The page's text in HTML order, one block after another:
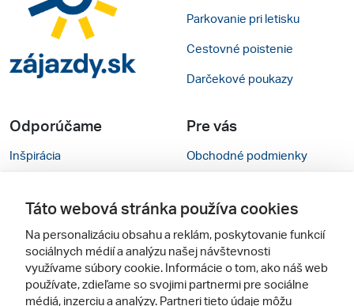
Parkovanie pri letisku
Cestovné poistenie
Darčekové poukazy
Odporúčame
Inšpirácia
Cestovné kancelárie
Zájezdy.cz
Pre vás
Obchodné podmienky
Nastavenie cookies
Mobilná verzia webu
Sledujte nás
Táto webová stránka používa cookies
Na personalizáciu obsahu a reklám, poskytovanie funkcií
sociálnych médií a analýzu našej návštevnosti
využívame súbory cookie. Informácie o tom, ako náš web
používate, zdieľame so svojimi partnermi pre sociálne
médiá, inzerciu a analýzy. Partneri tieto údaje môžu